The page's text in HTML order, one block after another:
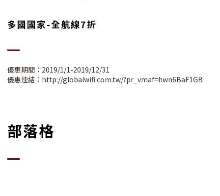
多國國家-全航線7折
優惠期間：2019/1/1-2019/12/31
優惠連結： http://globalwifi.com.tw/?pr_vmaf=hwn6BaF1GB
部落格